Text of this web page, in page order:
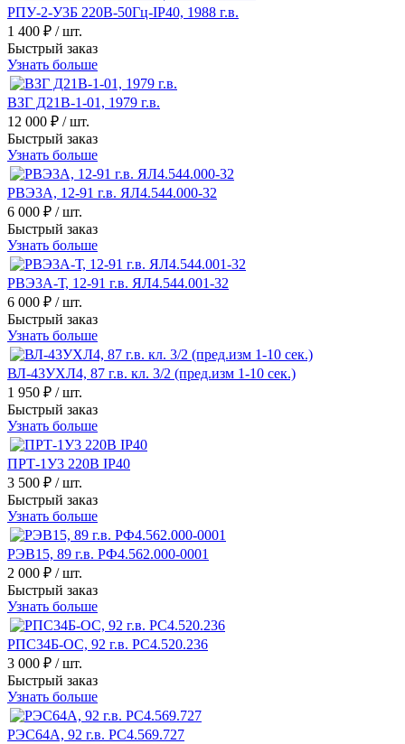
РПУ-2-У3Б 220В-50Гц-IP40, 1988 г.в.
1 400 ₽ / шт.
Быстрый заказ
Узнать больше
ВЗГ Д21В-1-01, 1979 г.в.
12 000 ₽ / шт.
Быстрый заказ
Узнать больше
РВЭ3А, 12-91 г.в. ЯЛ4.544.000-32
6 000 ₽ / шт.
Быстрый заказ
Узнать больше
РВЭ3А-Т, 12-91 г.в. ЯЛ4.544.001-32
6 000 ₽ / шт.
Быстрый заказ
Узнать больше
ВЛ-43УХЛ4, 87 г.в. кл. 3/2 (пред.изм 1-10 сек.)
1 950 ₽ / шт.
Быстрый заказ
Узнать больше
ПРТ-1У3 220В IP40
3 500 ₽ / шт.
Быстрый заказ
Узнать больше
РЭВ15, 89 г.в. РФ4.562.000-0001
2 000 ₽ / шт.
Быстрый заказ
Узнать больше
РПС34Б-ОС, 92 г.в. РС4.520.236
3 000 ₽ / шт.
Быстрый заказ
Узнать больше
РЭС64А, 92 г.в. РС4.569.727